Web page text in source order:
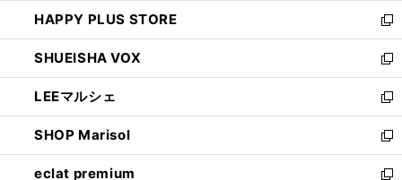
ド
ウ
で
開
く
ウ
ィ
ン
ド
ウ
で
開
く
し
い
ウ
ィ
ン
ド
ウ
で
開
く
HAPPY PLUS STORE
新
し
い
ウ
ィ
ン
ド
ウ
で
SHUEISHA VOX
新
し
い
ウ
ィ
ン
ド
LEEマルシェ
新
し
い
ウ
ィ
SHOP Marisol
新
し
い
eclat premium